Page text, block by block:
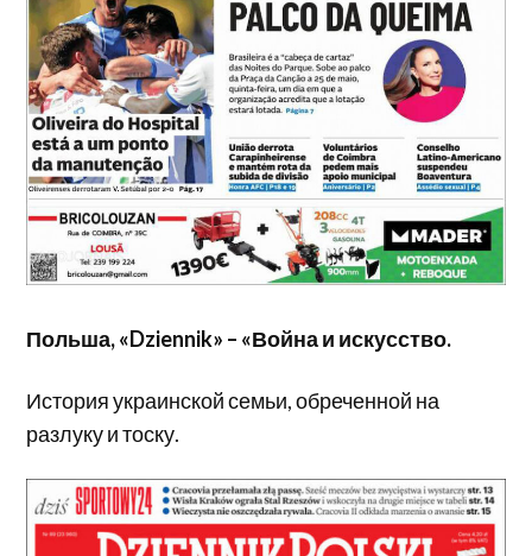
Польша, «Dziennik» – «Война и искусство.
История украинской семьи, обреченной на
разлуку и тоску.